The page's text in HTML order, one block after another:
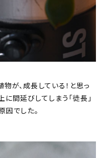
が、成長している！と思っ
間延びしてしまう「徒長」
因でした。